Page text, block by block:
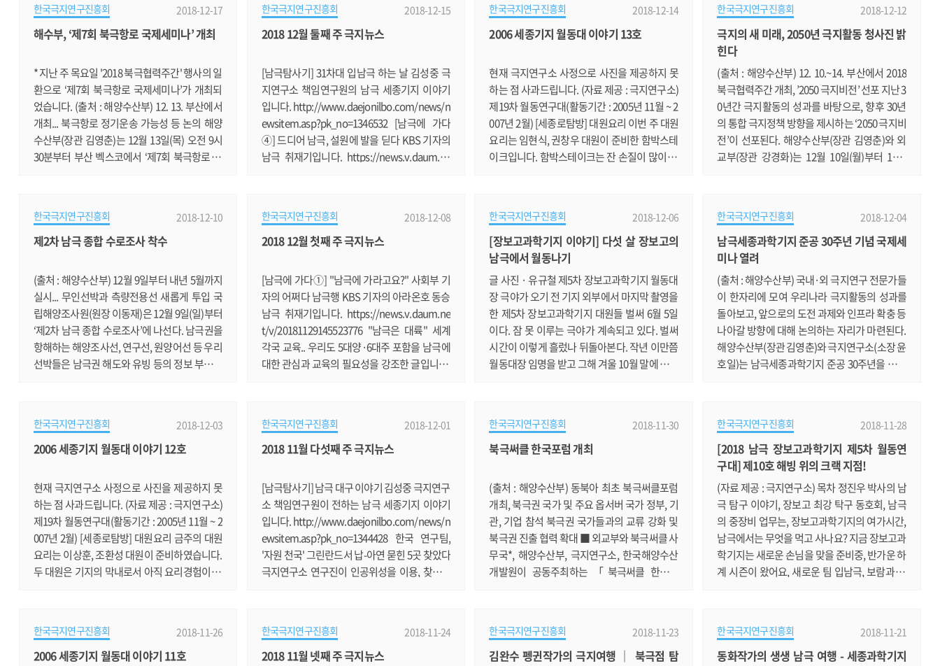
부 해양정책팀장께서 재미있고 유익한 축사를
해주셨습니다. 신선호 해양수산부 해양정책팀
있었습니다. 홍종국 극지연구소 부소장의 축사
심사위원장인 장순근 극지연구소 명예.......
9 2050 극지비전, '수어드(Seward)의 아이스박
스'를 찾아서 김영춘 해양수산부 장관이 남극 세
전'에 대해 설명합니다. https://news.v.daum.
net/v/20181217080303605 북극권까지 손
뻗.......
(CCAMLR*)의 25개 회원국 중 우리나라와 미국,
뉴질랜드가 위성전자표지를 활용한 남극이빨고
남극이빨고기의 시기별 행동 특성을 밝혀낸 것
은 우리나라가 처음이다. * CCAML.......
일, 프랑스, 이탈리아, 영국 등), 러시아, 일본, 중
국 등 소위 남극탐사 선도국이라고 일컬어지는
나라들은 남극 대륙에 자국의 내륙기지를 건설
하고 고유의 육상루트를 확보하여 다양한 남극
연구를 수행하고 있다.......
한국극지연구진흥회 2018-12-17
해수부, ‘제7회 북극항로 국제세미나’ 개최
* 지난 주 목요일 '2018 북극협력주간' 행사의 일
환으로 ‘제7회 북극항로 국제세미나’가 개최되
었습니다. (출처 : 해양수산부) 12. 13. 부산에서
개최... 북극항로 정기운송 가능성 등 논의 해양
수산부(장관 김영춘)는 12월 13일(목) 오전 9시
30분부터 부산 벡스코에서 ‘제7회 북극항로 국
안을 논의하기 위해 지난 2011년부터 개최된 북
극항로 분야 대표 행사이다. 7회째를 맞이한 이
계 최초로 유럽~아시아 간 컨테이너선의 북극항
로 운항에 성공함에.......
한국극지연구진흥회 2018-12-15
2018 12월 둘째 주 극지뉴스
[남극탐사기] 31차대 입남극 하는 날 김성중 극
지연구소 책임연구원의 남극 세종기지 이야기
입니다. http://www.daejonilbo.com/news/n
ewsitem.asp?pk_no=1346532 [남극에 가다
④] 드디어 남극, 설원에 발을 딛다 KBS 기자의
남극 취재기입니다. https://news.v.daum.ne
써클 한국포럼'이 개최됐습니다. https://news.
v.daum.net/v/20181208174255329 2018 북극
주간을 맞아 앞으로의 극지 활동 청사진을 밝혔
습니다. https://news.v.daum.net/v/2018121
1101731063 .......
한국극지연구진흥회 2018-12-14
2006 세종기지 월동대 이야기 13호
현재 극지연구소 사정으로 사진을 제공하지 못
하는 점 사과드립니다. (자료 제공 : 극지연구소)
제19차 월동연구대(활동기간 : 2005년 11월 ~ 2
007년 2월) [세종로탐방] 대원요리 이번 주 대원
요리는 임현식, 권창우 대원이 준비한 함박스테
이크입니다. 함박스테이크는 잔 손질이 많이 가
습니다. 먼저 이 사실을 모르고 실험 대상자가 되
어주신 월동대 대원 모두에게 감사의 말씀 드립
니다. 하루 전에 조리장님이 준비해둔 갈아놓은
소고기와 돼지고기를 임현식 대원이 화려한 칼
솜씨로 잘게 다지고, 권.......
한국극지연구진흥회 2018-12-12
극지의 새 미래, 2050년 극지활동 청사진 밝
힌다
(출처 : 해양수산부) 12. 10.~14. 부산에서 2018
북극협력주간 개최, ’2050 극지비전’ 선포 지난 3
0년간 극지활동의 성과를 바탕으로, 향후 30년
의 통합 극지정책 방향을 제시하는 ‘2050 극지비
전’이 선포된다. 해양수산부(장관 김영춘)와 외
교부(장관 강경화)는 12월 10일(월)부터 14일
문가가 모여 북극 관련 정책, 과학기술, 산업 등
다양한 분야에서 지속가능한 북극의 미래를 모
색하는 자리로, 2016년부터 매년 개최되어 우리
나라의 대표적인 북극브랜드로 자리 잡았다. 3
회째를 맞은 이번 행사.......
한국극지연구진흥회 2018-12-10
제2차 남극 종합 수로조사 착수
(출처 : 해양수산부) 12월 9일부터 내년 5월까지
실시... 무인선박과 측량전용선 새롭게 투입 국
립해양조사원(원장 이동재)은 12월 9일(일)부터
‘제2차 남극 종합 수로조사’에 나선다. 남극권을
항해하는 해양조사선, 연구선, 원양어선 등 우리
선박들은 남극권 해도와 유빙 등의 정보 부족으
으로 인해 발생하였다. 이에, 국립해양조사원은
남극 해역의 안전한 선박 항해를 지원하기 위해
한 현장답사를 시작으로 2017년에 3차원 스캐
너, 드론, 수중음향.......
한국극지연구진흥회 2018-12-08
2018 12월 첫째 주 극지뉴스
[남극에 가다①] "남극에 가라고요?" 사회부 기
자의 어쩌다 남극행 KBS 기자의 아라온호 동승
남극 취재기입니다. https://news.v.daum.ne
t/v/20181129145523776 "남극은 대륙" 세계
각국 교육.. 우리도 5대양·6대주 포함을 남극에
대한 관심과 교육의 필요성을 강조한 글입니다.
야기입니다. https://news.v.daum.net/v/201
81201030420725 남극세종과학기지 준공 30주
가 4일부터 이틀간 남극세종과학기지 준공 30주
년을 맞아 국제 세미나를 개최합니다. http
s:/.......
한국극지연구진흥회 2018-12-06
[장보고과학기지 이야기] 다섯 살 장보고의
남극에서 월동나기
글 사진 · 유규철 제5차 장보고과학기지 월동대
장 극야가 오기 전 기지 외부에서 마지막 촬영을
한 제5차 장보고과학기지 대원들 벌써 6월 5일
이다. 잠 못 이루는 극야가 계속되고 있다. 벌써
시간이 이렇게 흘렀나 뒤돌아본다. 작년 이만쯤
월동대장 임명을 받고 그해 겨울 10월 말에 들어
인수인계를 끝내고 바로 업무를 시작하려니 걱
정 반 근심 반으로 그저 마음이 무겁기만 했다.
우리 월동대가 대견하기만 하다. 극지연구소 연
구원들이 장보고과학.......
한국극지연구진흥회 2018-12-04
남극세종과학기지 준공 30주년 기념 국제세
미나 열려
(출처 : 해양수산부) 국내·외 극지연구 전문가들
이 한자리에 모여 우리나라 극지활동의 성과를
돌아보고, 앞으로의 도전 과제와 인프라 확충 등
나아갈 방향에 대해 논의하는 자리가 마련된다.
해양수산부(장관 김영춘)와 극지연구소(소장 윤
호일)는 남극세종과학기지 준공 30주년을 맞아
이어 개최되는 극지행사로, 국내·외 극지연구
전문가들이 함께 모여 극지연구의 미래에 대해
논의하는 자리로서 큰 의미가 있다. * 탐험가 제
임스 후퍼, 미생 윤태호 작가 등의 강연을 통해
국민들에게 남극.......
한국극지연구진흥회 2018-12-03
2006 세종기지 월동대 이야기 12호
현재 극지연구소 사정으로 사진을 제공하지 못
하는 점 사과드립니다. (자료 제공 : 극지연구소)
제19차 월동연구대(활동기간 : 2005년 11월 ~ 2
007년 2월) [세종로탐방] 대원요리 금주의 대원
요리는 이상훈, 조환성 대원이 준비하였습니다.
두 대원은 기지의 막내로서 아직 요리경험이 부
자리라서 그런지 다들 부담스런 표정이었습니
다. 하지만 몇몇 애주가들은 아주 반가운 표정이
한국극지연구진흥회 2018-12-01
2018 11월 다섯째 주 극지뉴스
[남극탐사기] 남극 대구 이야기 김성중 극지연구
소 책임연구원이 전하는 남극 세종기지 이야기
입니다. http://www.daejonilbo.com/news/n
ewsitem.asp?pk_no=1344428 한국 연구팀,
'자원 천국' 그린란드서 납-아연 묻힌 5곳 찾았다
극지연구소 연구진이 인공위성을 이용, 찾아냈
미 대표가 극지연구소를 방문했습니다. http://
www.sisamagazine.co.kr/news/articleView.
한국극지연구진흥회 2018-11-30
북극써클 한국포럼 개최
(출처 : 해양수산부) 동북아 최초 북극써클포럼
개최, 북극권 국가 및 주요 옵서버 국가 정부, 기
관, 기업 참석 북극권 국가들과의 교류 강화 및
북극권 진출 협력 확대 ■ 외교부와 북극써클 사
무국*, 해양수산부, 극지연구소, 한국해양수산
개발원이 공동주최하는 「북극써클 한국포
써클 이사장(前 아이슬란드 대통령)의 개회사에
이어 강경화 외교부 장관과 반기문 전 유엔 사무
한국극지연구진흥회 2018-11-28
[2018 남극 장보고과학기지 제5차 월동연
구대] 제10호 해빙 위의 크랙 지점!
(자료 제공 : 극지연구소) 목차 정진우 박사의 남
극 탐구 이야기, 장보고 최강 탁구 동호회, 남극
의 중장비 업무는, 장보고과학기지의 여가시간,
남극에서는 무엇을 먹고 사나요? 지금 장보고과
학기지는 새로운 손님을 맞을 준비중, 반가운 하
계 시즌이 왔어요, 새로운 팀 입남극, 보람과 희
한국극지연구진흥회 2018-11-26
2006 세종기지 월동대 이야기 11호
한국극지연구진흥회 2018-11-24
2018 11월 넷째 주 극지뉴스
한국극지연구진흥회 2018-11-23
김완수 펭귄작가의 극지여행 ｜ 북극점 탐
한국극지연구진흥회 2018-11-21
동화작가의 생생 남극 여행 - 세종과학기지